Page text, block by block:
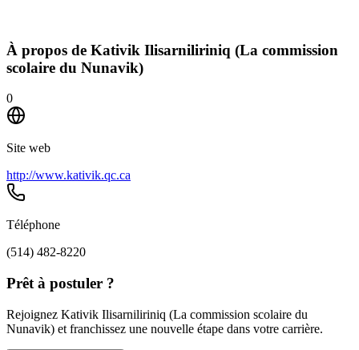
À propos de Kativik Ilisarniliriniq (La commission
scolaire du Nunavik)
0
Site web
http://www.kativik.qc.ca
Téléphone
(514) 482-8220
Prêt à postuler ?
Rejoignez Kativik Ilisarniliriniq (La commission scolaire du
Nunavik) et franchissez une nouvelle étape dans votre carrière.